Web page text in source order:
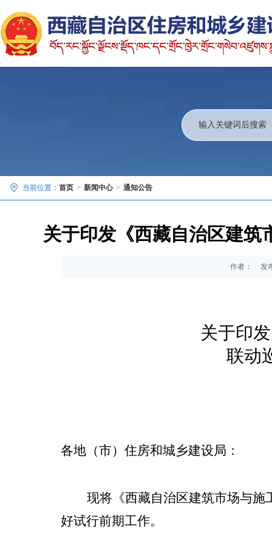
当前位置： 首页 > 新闻中心 > 通知公告
关于印发《西藏自治区建筑
作者： 发
关于印
联动
各地（市）住房和城乡建设局：
现将《西藏自治区建筑市场与
好试行前期工作。